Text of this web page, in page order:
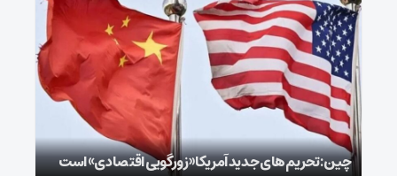
چین: تحریم‌های جدید آمریکا «زورگویی اقتصادی» است